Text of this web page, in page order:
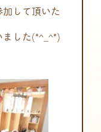
して頂いた
した(*^_^*)